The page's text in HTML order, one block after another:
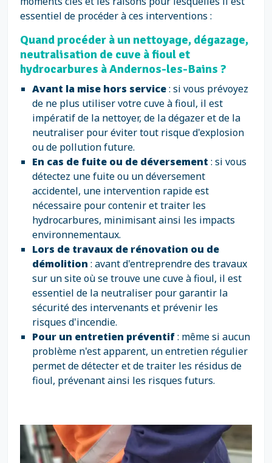
essentiel de procéder à ces interventions :
Quand procéder à un nettoyage, dégazage,
neutralisation de cuve à fioul et
hydrocarbures à Andernos-les-Bains ?
Avant la mise hors service: si vous prévoyez
de ne plus utiliser votre cuve à fioul, il est
impératif de la nettoyer, de la dégazer et de la
neutraliser pour éviter tout risque d'explosion
ou de pollution future.
En cas de fuite ou de déversement : si vous
détectez une fuite ou un déversement
accidentel, une intervention rapide est
nécessaire pour contenir et traiter les
hydrocarbures, minimisant ainsi les impacts
environnementaux.
Lors de travaux de rénovation ou de
démolition : avant d'entreprendre des travaux
sur un site où se trouve une cuve à fioul, il est
essentiel de la neutraliser pour garantir la
sécurité des intervenants et prévenir les
risques d'incendie.
Pour un entretien préventif: même si aucun
problème n'est apparent, un entretien régulier
permet de détecter et de traiter les résidus de
fioul, prévenant ainsi les risques futurs.